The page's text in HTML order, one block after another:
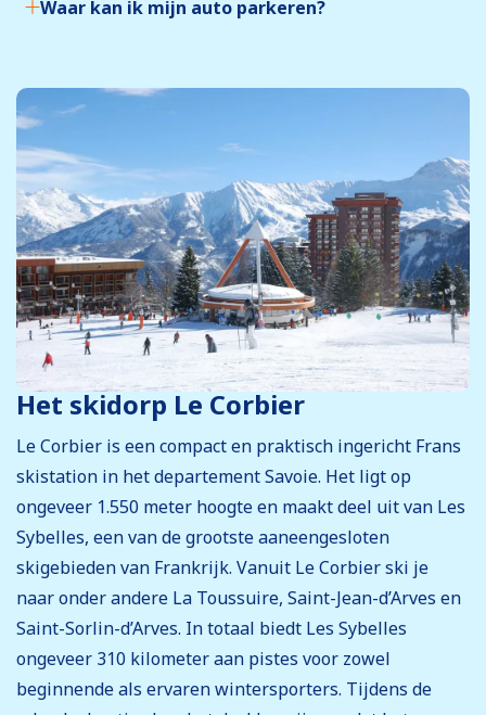
Waar kan ik mijn auto parkeren?
Het skidorp Le Corbier
Le Corbier is een compact en praktisch ingericht Frans
skistation in het departement Savoie. Het ligt op
ongeveer 1.550 meter hoogte en maakt deel uit van Les
Sybelles, een van de grootste aaneengesloten
skigebieden van Frankrijk. Vanuit Le Corbier ski je
naar onder andere La Toussuire, Saint-Jean-d’Arves en
Saint-Sorlin-d’Arves. In totaal biedt Les Sybelles
ongeveer 310 kilometer aan pistes voor zowel
beginnende als ervaren wintersporters. Tijdens de